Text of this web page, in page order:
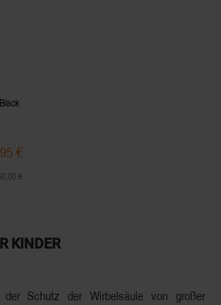
€
€
KINDER
der Schutz der Wirbelsäule von großer